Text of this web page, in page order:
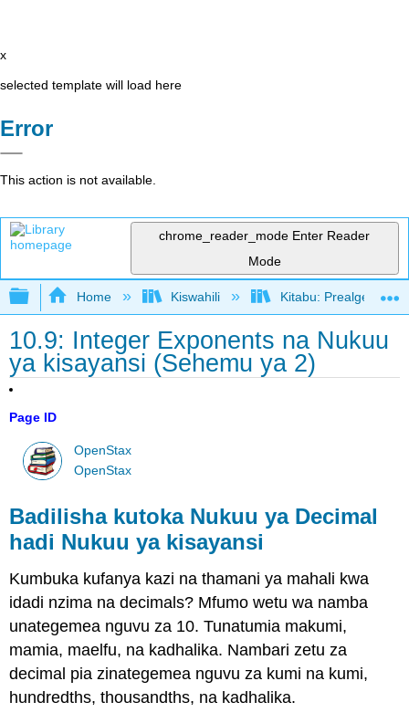
x
selected template will load here
Error
This action is not available.
chrome_reader_mode Enter Reader
Mode
Expand/collapse global hierarchy
Home Kiswahili Kitabu: Prealgebra
10.9: Integer Exponents na Nukuu
ya kisayansi (Sehemu ya 2)
Page ID
OpenStax
OpenStax
Badilisha kutoka Nukuu ya Decimal
hadi Nukuu ya kisayansi
Kumbuka kufanya kazi na thamani ya mahali kwa
idadi nzima na decimals? Mfumo wetu wa namba
unategemea nguvu za 10. Tunatumia makumi,
mamia, maelfu, na kadhalika. Nambari zetu za
decimal pia zinategemea nguvu za kumi na kumi,
hundredths, thousandths, na kadhalika.